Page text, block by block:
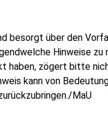
besorgt über den
Hinweise zu
haben, zögert bitte
kann von
MaU